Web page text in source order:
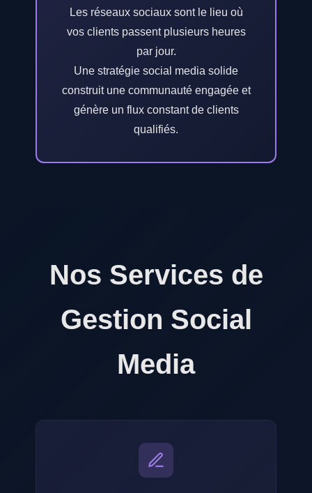
Les réseaux sociaux sont le lieu où
vos clients passent plusieurs heures
par jour.
Une stratégie social media solide
construit une communauté engagée et
génère un flux constant de clients
qualifiés.
Nos Services de
Gestion Social
Media